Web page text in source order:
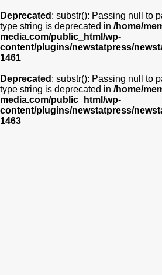
Deprecated : substr(): Passing null to
type string is deprecated in /home/
media.com/public_html/wp-
content/plugins/newstatpress/
1461
Deprecated : substr(): Passing null to
type string is deprecated in /home/
media.com/public_html/wp-
content/plugins/newstatpress/
1463